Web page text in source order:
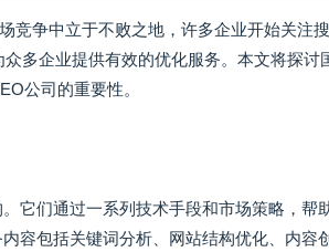
竞争中立于不败之地，许多企业开始关注
多企业提供有效的优化服务。本文将探讨
公司的重要性。
它们通过一系列技术手段和市场策略，帮
容包括关键词分析、网站结构优化、内容创